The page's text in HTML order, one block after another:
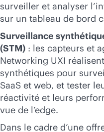
surveiller et analyser
sur un tableau de bord
Surveillance
(STM) : les capteurs et
Networking UXI
synthétiques pour
SaaS et web, et tester
réactivité et leurs
vue de l’edge.
Dans le cadre d’une